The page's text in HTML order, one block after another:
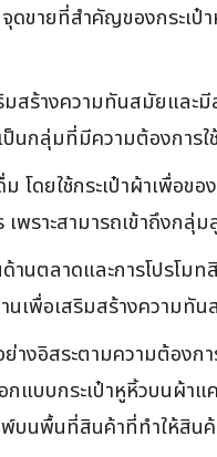
ขายที่สำคัญของกระเ
สร้างความทันสมัยแล
กลุ่มที่มีความต้องการใ
โดยใช้กระเป๋าผ้าเพื่อ
ราะสามารถเข้าถึงกลุ่
านตลาดและการโปรโ
นเพื่อเสริมสร้างความ
างอิสระตามความต้อ
แบบกระเป๋าหูหิ้วบนผ้
บนพื้นที่สินค้าที่ทำให้สิน